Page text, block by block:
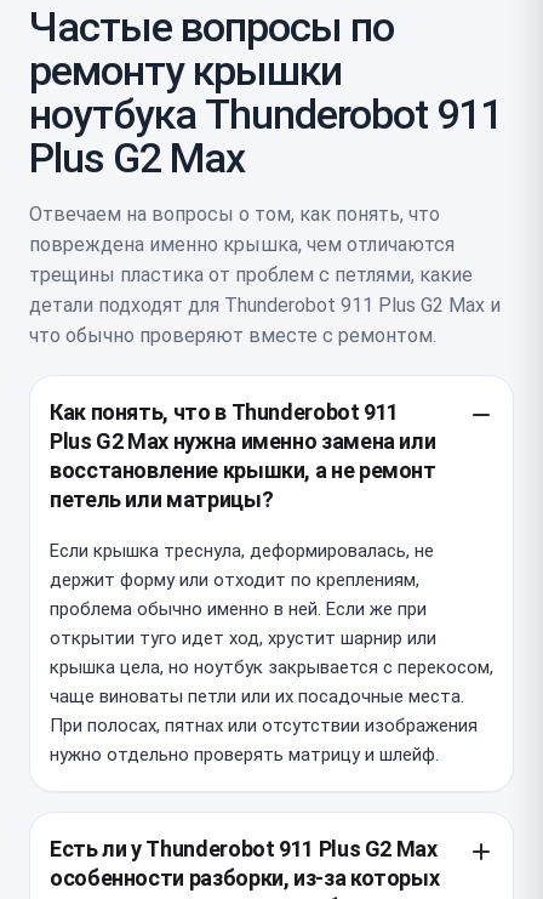
Частые вопросы по
ремонту крышки
ноутбука Thunderobot 911
Plus G2 Max
Отвечаем на вопросы о том, как понять, что
повреждена именно крышка, чем отличаются
трещины пластика от проблем с петлями, какие
детали подходят для Thunderobot 911 Plus G2 Max и
что обычно проверяют вместе с ремонтом.
Как понять, что в Thunderobot 911
Plus G2 Max нужна именно замена или
восстановление крышки, а не ремонт
петель или матрицы?
Если крышка треснула, деформировалась, не
держит форму или отходит по креплениям,
проблема обычно именно в ней. Если же при
открытии туго идет ход, хрустит шарнир или
крышка цела, но ноутбук закрывается с перекосом,
чаще виноваты петли или их посадочные места.
При полосах, пятнах или отсутствии изображения
нужно отдельно проверять матрицу и шлейф.
Есть ли у Thunderobot 911 Plus G2 Max
особенности разборки, из-за которых